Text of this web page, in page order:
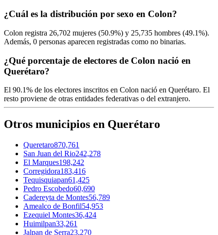
¿Cuál es la distribución por sexo en Colon?
Colon registra 26,702 mujeres (50.9%) y 25,735 hombres (49.1%).
Además, 0 personas aparecen registradas como no binarias.
¿Qué porcentaje de electores de Colon nació en
Querétaro?
El 90.1% de los electores inscritos en Colon nació en Querétaro. El
resto proviene de otras entidades federativas o del extranjero.
Otros municipios en Querétaro
Queretaro870,761
San Juan del Rio242,278
El Marques198,242
Corregidora183,416
Tequisquiapan61,425
Pedro Escobedo60,690
Cadereyta de Montes56,789
Amealco de Bonfil54,953
Ezequiel Montes36,424
Huimilpan33,261
Jalpan de Serra23,270